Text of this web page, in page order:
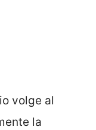
volge al
la